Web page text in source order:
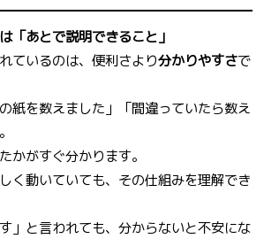
「あとで説明できること」
ているのは、便利さより分かりやすさで
紙を数えました」「間違っていたら数え
かがすぐ分かります。
く動いていても、その仕組みを理解でき
」と言われても、分からないと不安にな